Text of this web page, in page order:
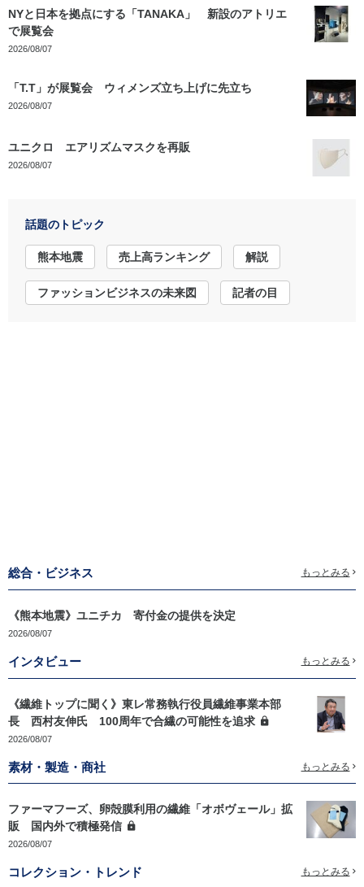
NYと日本を拠点にする「TANAKA」 新設のアトリエ
で展覧会
2026/08/07
「T.T」が展覧会 ウィメンズ立ち上げに先立ち
2026/08/07
ユニクロ エアリズムマスクを再販
2026/08/07
話題のトピック
熊本地震 売上高ランキング 解説
ファッションビジネスの未来図 記者の目
総合・ビジネス もっとみる
《熊本地震》ユニチカ 寄付金の提供を決定
2026/08/07
インタビュー もっとみる
《繊維トップに聞く》東レ常務執行役員繊維事業本部
長 西村友伸氏 100周年で合繊の可能性を追求
2026/08/07
素材・製造・商社 もっとみる
ファーマフーズ、卵殻膜利用の繊維「オボヴェール」拡
販 国内外で積極発信
2026/08/07
コレクション・トレンド もっとみる